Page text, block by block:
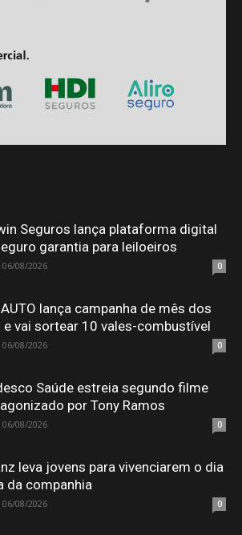
Seguros lança plataforma digital
garantia para leiloeiros
06/08/2026 0
lança campanha de mês dos
e vai sortear 10 vales-combustível
06/08/2026 0
Saúde estreia segundo filme
por Tony Ramos
06/08/2026 0
leva jovens para vivenciarem o dia
da companhia
06/08/2026 0